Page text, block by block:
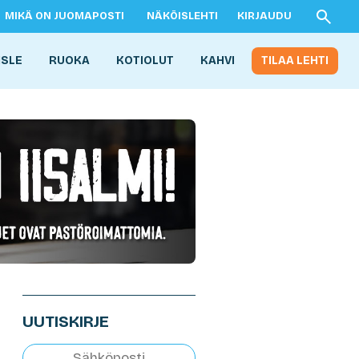
MIKÄ ON JUOMAPOSTI NÄKÖISLEHTI KIRJAUDU
RUOKA KOTIOLUT KAHVI TILAA LEHTI
UUTISKIRJE